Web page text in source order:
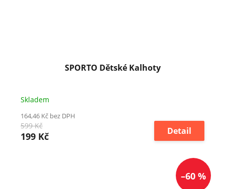
SPORTO Dětské Kalhoty
Skladem
164,46 Kč bez DPH
599 Kč
199 Kč Detail
–60 %